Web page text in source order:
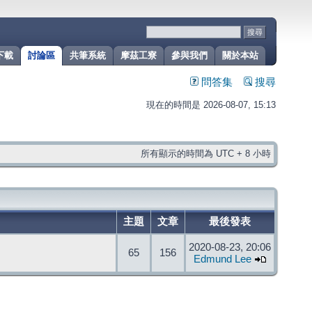
關於本站
參與我們
摩茲工寮
共筆系統
討論區
載
問答集 搜尋
現在的時間是 2026-08-07, 15:13
所有顯示的時間為 UTC + 8 小時
主題 文章 最後發表
65 156
2020-08-23, 20:06
Edmund Lee